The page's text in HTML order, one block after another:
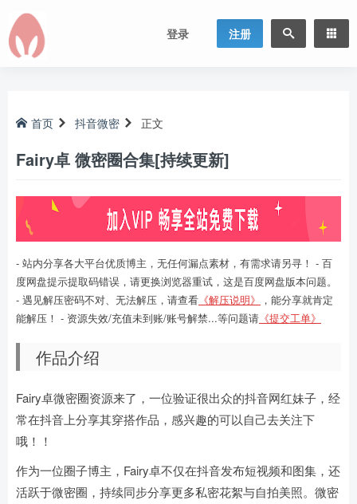
登录 注册
首页 抖音微密 正文
Fairy卓 微密圈合集[持续更新]
- 站内分享各大平台优质博主，无任何漏点素材，有需求请另寻！ - 百
度网盘提示提取码错误，请更换浏览器重试，这是百度网盘版本问题。
- 遇见解压密码不对、无法解压，请查看 《解压说明》
，能分享就肯定
能解压！ - 资源失效/充值未到账/账号解禁...等问题请 《提交工单》
作品介绍
Fairy卓微密圈资源来了，一位验证很出众的抖音网红妹子，经
常在抖音上分享其穿搭作品，感兴趣的可以自己去关注下
哦！！
作为一位圈子博主，Fairy卓不仅在抖音发布短视频和图集，还
活跃于微密圈，持续同步分享更多私密花絮与自拍美照。微密